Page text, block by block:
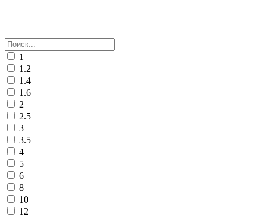
1
1.2
1.4
1.6
2
2.5
3
3.5
4
5
6
8
10
12